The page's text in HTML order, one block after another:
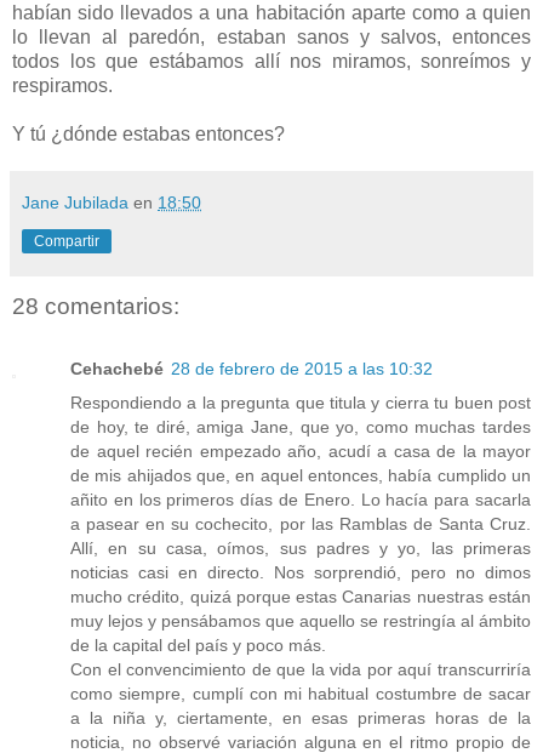
habían sido llevados a una habitación aparte como a quien
lo llevan al paredón, estaban sanos y salvos, entonces
todos los que estábamos allí nos miramos, sonreímos y
respiramos.
Y tú ¿dónde estabas entonces?
Jane Jubilada en 18:50
Compartir
28 comentarios:
Cehachebé 28 de febrero de 2015 a las 10:32
Respondiendo a la pregunta que titula y cierra tu buen post
de hoy, te diré, amiga Jane, que yo, como muchas tardes
de aquel recién empezado año, acudí a casa de la mayor
de mis ahijados que, en aquel entonces, había cumplido un
añito en los primeros días de Enero. Lo hacía para sacarla
a pasear en su cochecito, por las Ramblas de Santa Cruz.
Allí, en su casa, oímos, sus padres y yo, las primeras
noticias casi en directo. Nos sorprendió, pero no dimos
mucho crédito, quizá porque estas Canarias nuestras están
muy lejos y pensábamos que aquello se restringía al ámbito
de la capital del país y poco más.
Con el convencimiento de que la vida por aquí transcurriría
como siempre, cumplí con mi habitual costumbre de sacar
a la niña y, ciertamente, en esas primeras horas de la
noticia, no observé variación alguna en el ritmo propio de